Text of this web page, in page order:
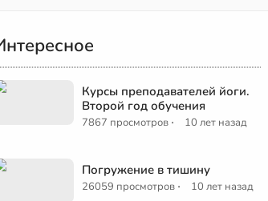
Курсы преподавателей йоги.
Второй год обучения
7867 просмотров · 10 лет назад
Погружение в тишину
26059 просмотров · 10 лет назад